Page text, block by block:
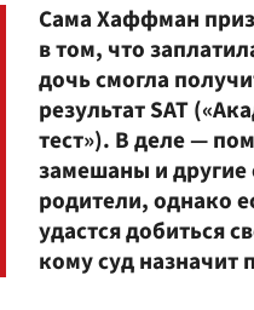
Сама Хаффман
в том, что
дочь смогла
результат SAT
тест»). В деле —
замешаны и другие
родители, однако
удастся добиться
кому суд назначит